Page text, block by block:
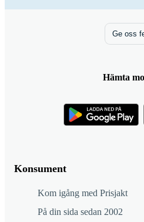
Konsument
Kom igång med Prisjakt
På din sida sedan 2002
Ge oss
Hämta